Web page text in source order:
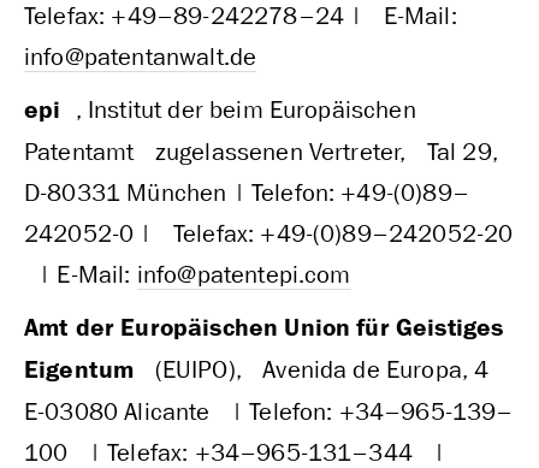
Telefax: +49–89-242278–24 | E‑Mail:
info@patentanwalt.de
epi , Institut der beim Europäischen
Patentamt zugelassenen Vertreter, Tal 29,
D‑80331 München | Telefon: +49-(0)89–
242052‑0 | Telefax: +49-(0)89–242052-20
| E‑Mail: info@patentepi.com
Amt der Europäischen Union für Geistiges
Eigentum (EUIPO), Avenida de Europa, 4
E‑03080 Alicante | Telefon: +34–965-139–
100 | Telefax: +34–965-131–344 |